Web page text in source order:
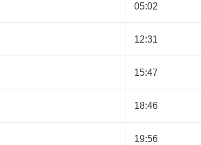
05:02
12:31
15:47
18:46
19:56